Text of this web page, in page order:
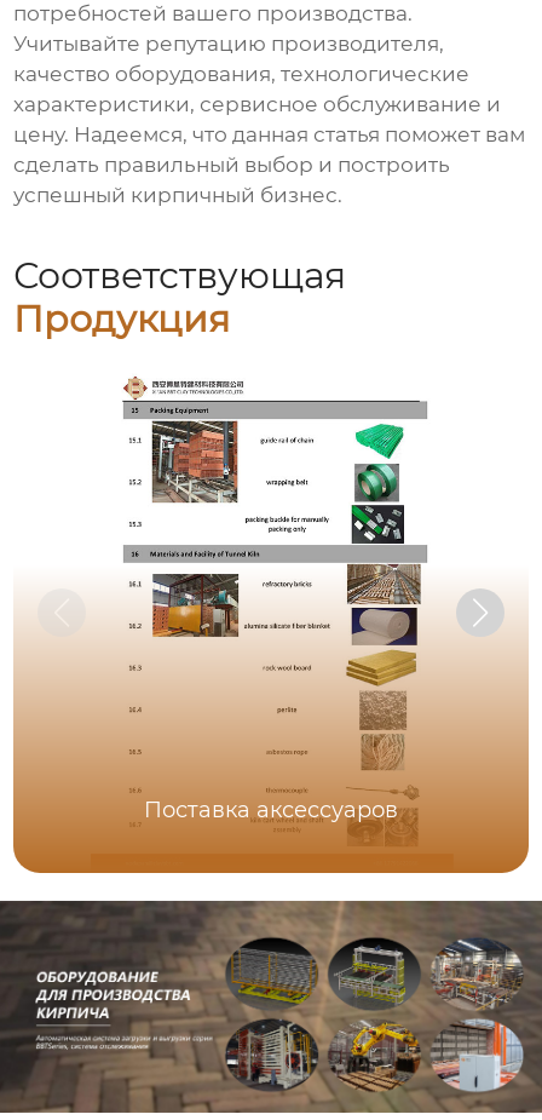
потребностей вашего производства.
Учитывайте репутацию производителя,
качество оборудования, технологические
характеристики, сервисное обслуживание и
цену. Надеемся, что данная статья поможет вам
сделать правильный выбор и построить
успешный кирпичный бизнес.
Соответствующая
Продукция
Поставка аксессуаров